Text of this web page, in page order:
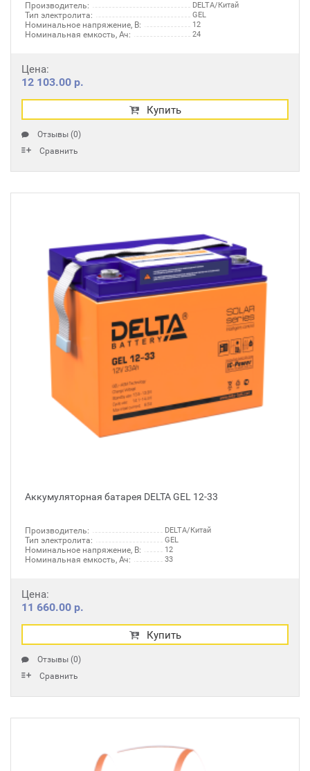
Производитель: DELTA/Китай
Тип электролита: GEL
Номинальное напряжение, В: 12
Номинальная емкость, Ач: 24
Цена:
12 103.00 р.
Купить
Отзывы (0)
Сравнить
Аккумуляторная батарея DELTA GEL 12-33
Производитель: DELTA/Китай
Тип электролита: GEL
Номинальное напряжение, В: 12
Номинальная емкость, Ач: 33
Цена:
11 660.00 р.
Купить
Отзывы (0)
Сравнить